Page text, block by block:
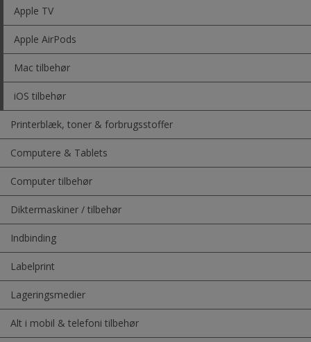
Apple TV
Apple AirPods
Mac tilbehør
iOS tilbehør
Printerblæk, toner & forbrugsstoffer
Computere & Tablets
Computer tilbehør
Diktermaskiner / tilbehør
Indbinding
Labelprint
Lageringsmedier
Alt i mobil & telefoni tilbehør